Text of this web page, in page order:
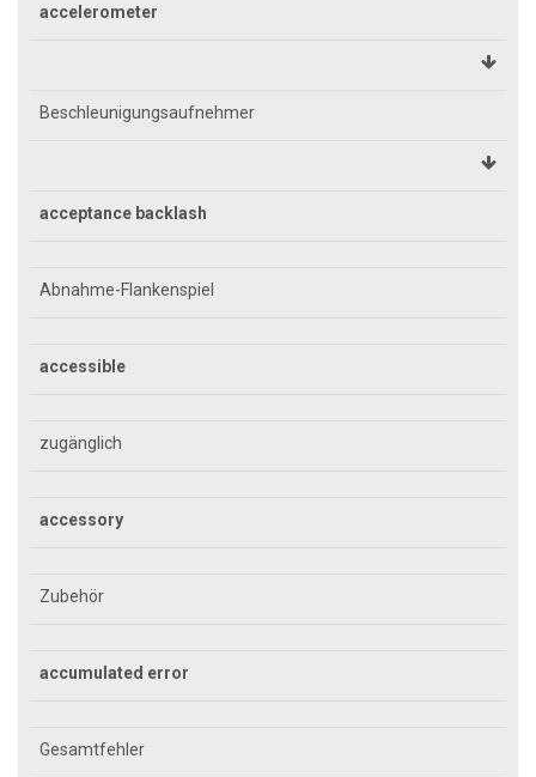
accelerometer
Beschleunigungsaufnehmer
acceptance backlash
Abnahme-Flankenspiel
accessible
zugänglich
accessory
Zubehör
accumulated error
Gesamtfehler